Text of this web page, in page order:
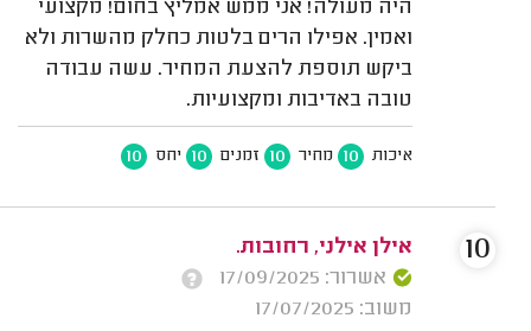
היה מעולה! אני ממש אמליץ בחום! מקצועי
ואמין. אפילו הרים בלטות כחלק מהשרות ולא
ביקש תוספת להצעת המחיר. עשה עבודה
טובה באדיבות ומקצועיות.
איכות 10 מחיר 10 זמנים 10 יחס 10
אילן אילני, רחובות.
אשרור: 17/09/2025
משוב: 17/07/2025
10